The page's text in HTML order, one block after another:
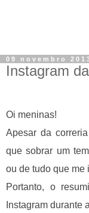
09 novembro
Instagram
Oi meninas!
Apesar da
que sobrar um
ou de tudo que me
Portanto, o
Instagram durante